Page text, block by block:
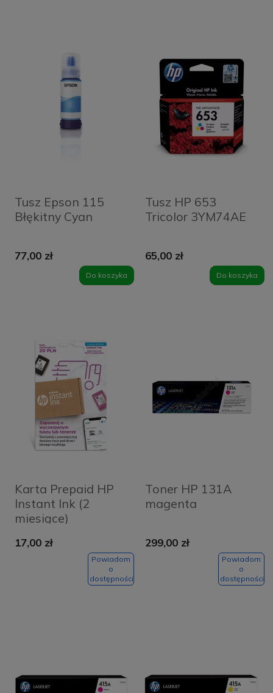
Tusz Epson 115
Błękitny Cyan
77,00 zł
Do koszyka
Tusz HP 653
Tricolor 3YM74AE
65,00 zł
Do koszyka
Karta Prepaid HP
Instant Ink (2
miesiące)
17,00 zł
Powiadom
o
dostępności
Toner HP 131A
magenta
299,00 zł
Powiadom
o
dostępności